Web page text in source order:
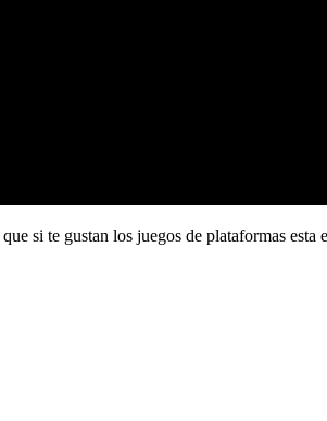
si te gustan los juegos de plataformas esta